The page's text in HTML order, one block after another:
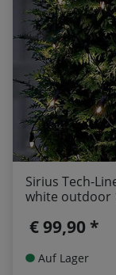
Sirius Tech-
white outdoor
€ 99,90 *
Auf Lager